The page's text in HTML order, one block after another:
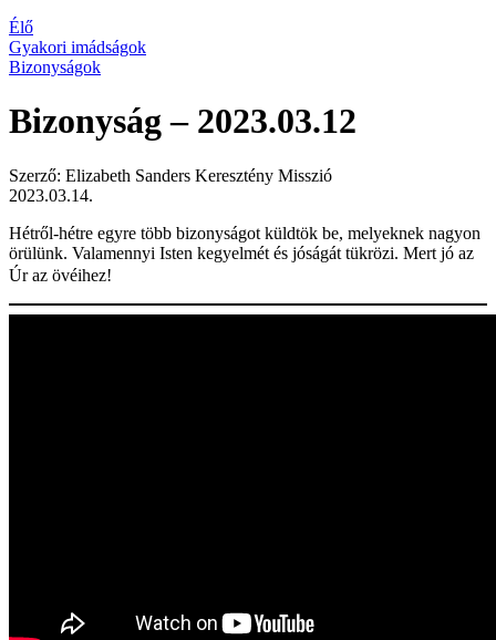
Élő
Gyakori imádságok
Bizonyságok
Bizonyság – 2023.03.12
Szerző: Elizabeth Sanders Keresztény Misszió
2023.03.14.
Hétről-hétre egyre több bizonyságot küldtök be, melyeknek nagyon
örülünk. Valamennyi Isten kegyelmét és jóságát tükrözi. Mert jó az
Úr az övéihez!